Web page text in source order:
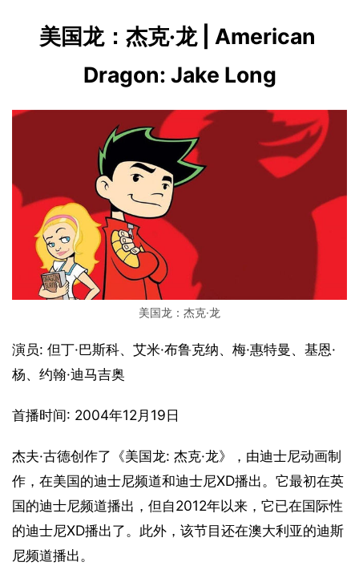
美国龙：杰克·龙 | American
Dragon: Jake Long
美国龙：杰克·龙
演员: 但丁·巴斯科、艾米·布鲁克纳、梅·惠特曼、基恩·
杨、约翰·迪马吉奥
首播时间: 2004年12月19日
杰夫·古德创作了《美国龙: 杰克·龙》，由迪士尼动画制
作，在美国的迪士尼频道和迪士尼XD播出。它最初在英
国的迪士尼频道播出，但自2012年以来，它已在国际性
的迪士尼XD播出了。此外，该节目还在澳大利亚的迪斯
尼频道播出。